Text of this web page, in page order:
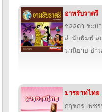
อาหรับราตรี
ชลลดา ชะบ
สำนักพิมพ์ ส
นวนิยาย อ่า
มารยาทไทย
กฤชกร เพช